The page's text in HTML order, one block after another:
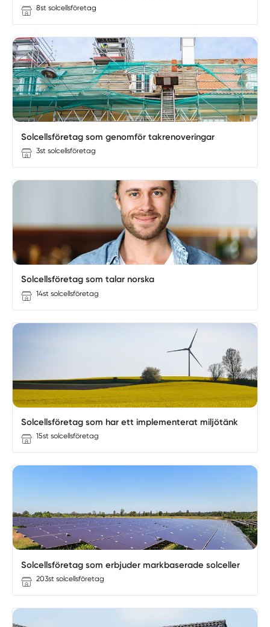
8st solcellsföretag
Solcellsföretag som genomför takrenoveringar
3st solcellsföretag
Solcellsföretag som talar norska
14st solcellsföretag
Solcellsföretag som har ett implementerat miljötänk
15st solcellsföretag
Solcellsföretag som erbjuder markbaserade solceller
203st solcellsföretag